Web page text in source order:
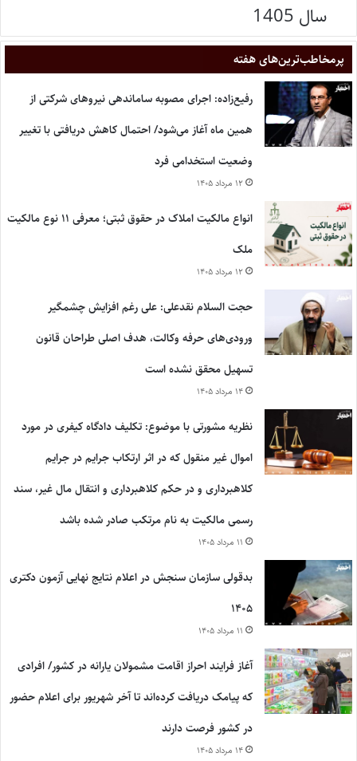
سال 1405
پر‌مخاطب‌ترین‌های هفته
رفیع‌زاده: اجرای مصوبه ساماندهی نیروهای شرکتی از
همین ماه آغاز می‌شود/ احتمال کاهش دریافتی با تغییر
وضعیت استخدامی فرد
۱۲ مرداد ۱۴۰۵
انواع مالکیت املاک در حقوق ثبتی؛ معرفی ۱۱ نوع مالکیت
ملک
۱۲ مرداد ۱۴۰۵
حجت السلام نقدعلی: علی رغم افزایش چشمگیر
ورودی‌های حرفه وکالت، هدف اصلی طراحان قانون
تسهیل محقق نشده است
۱۴ مرداد ۱۴۰۵
نظریه مشورتی با موضوع: تکلیف دادگاه کیفری در مورد
اموال غیر منقول که در اثر ارتکاب جرایم در جرایم
کلاهبرداری و در حکم کلاهبرداری و انتقال مال غیر، سند
رسمی مالکیت به نام مرتکب صادر شده باشد
۱۱ مرداد ۱۴۰۵
بدقولی سازمان سنجش در اعلام نتایج نهایی آزمون دکتری
۱۴۰۵
۱۱ مرداد ۱۴۰۵
آغاز فرایند احراز اقامت مشمولان یارانه در کشور/ افرادی
که پیامک دریافت کرده‌اند تا آخر شهریور برای اعلام حضور
در کشور فرصت دارند
۱۴ مرداد ۱۴۰۵